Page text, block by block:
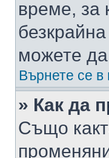
време, за
можете
Върнете се в
» Как да
Също